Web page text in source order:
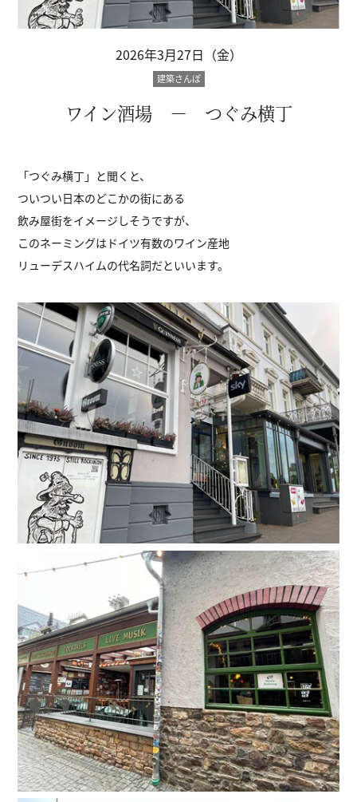
2026年3月27日（金）
建築さんぽ
ワイン酒場 － つぐみ横丁
「つぐみ横丁」と聞くと、
ついつい日本のどこかの街にある
飲み屋街をイメージしそうですが、
このネーミングはドイツ有数のワイン産地
リューデスハイムの代名詞だといいます。